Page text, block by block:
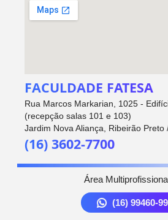
FACULDADE FATESA
Rua Marcos Markarian, 1025 -
(recepção salas 101 e 103)
Jardim Nova Aliança, Ribeirão Preto
(16) 3602-7700
Área
(16) 99460-